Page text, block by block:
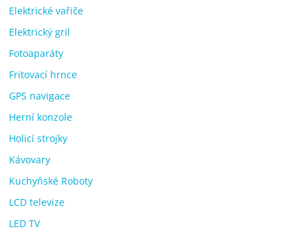
Elektrické vařiče
Elektrický gril
Fotoaparáty
Fritovací hrnce
GPS navigace
Herní konzole
Holicí strojky
Kávovary
Kuchyňské Roboty
LCD televize
LED TV